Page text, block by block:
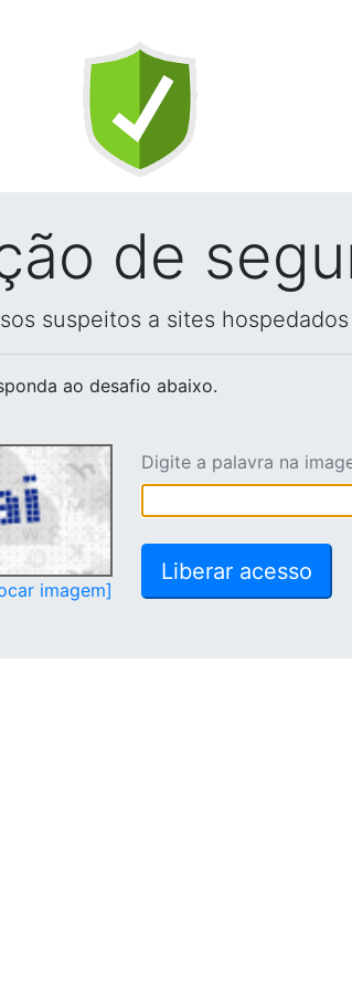
de
suspeitos a sites
ao desafio abaixo.
imagem]
Digite a palavra na